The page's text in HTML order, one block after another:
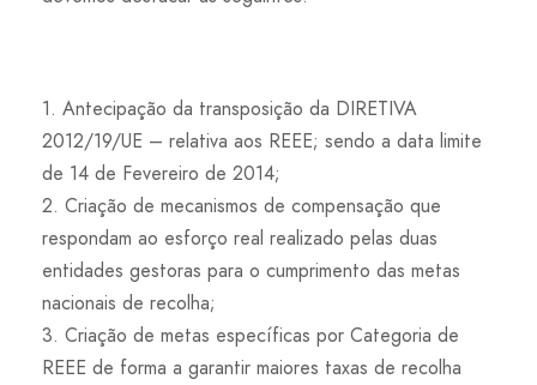
1. Antecipação da transposição da DIRETIVA
2012/19/UE – relativa aos REEE; sendo a data limite
de 14 de Fevereiro de 2014;
2. Criação de mecanismos de compensação que
respondam ao esforço real realizado pelas duas
entidades gestoras para o cumprimento das metas
nacionais de recolha;
3. Criação de metas específicas por Categoria de
REEE de forma a garantir maiores taxas de recolha